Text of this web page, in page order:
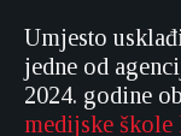
Umjesto
jedne od
2024. godine
medijske škole